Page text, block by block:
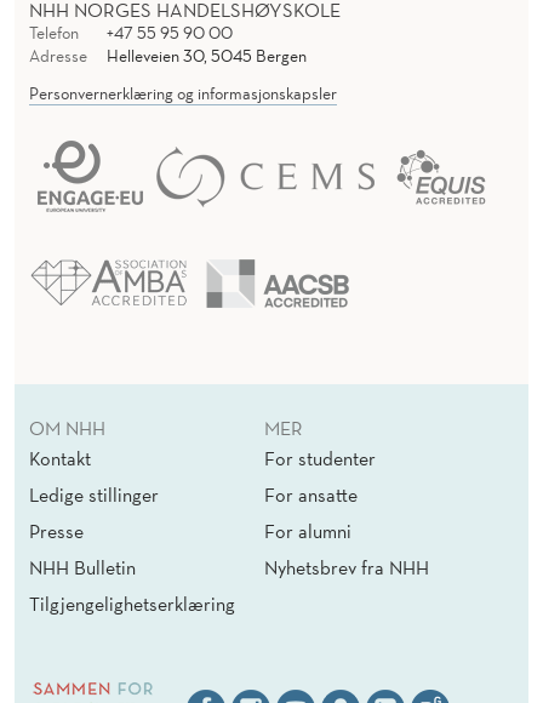
NHH NORGES HANDELSHØYSKOLE
Telefon
+47 55 95 90 00
Adresse
Helleveien 30, 5045 Bergen
Personvernerklæring og informasjonskapsler
OM NHH
Kontakt
Ledige stillinger
Presse
NHH Bulletin
Tilgjengelighetserklæring
MER
For studenter
For ansatte
For alumni
Nyhetsbrev fra NHH